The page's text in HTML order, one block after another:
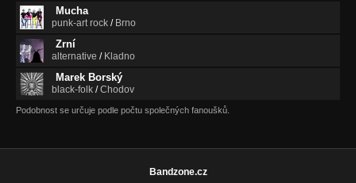
Mucha
punk-art rock / Brno
Zrní
alternative / Kladno
Marek Borský
black-folk /Chodov
Podobnost se určuje podle počtu společných fanoušků.
Bandzone.cz